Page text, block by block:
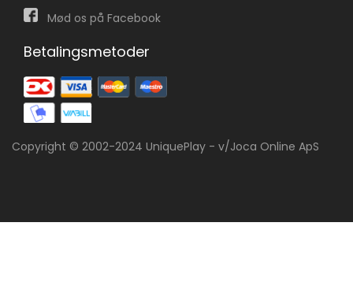
Mød os på Facebook
Betalingsmetoder
Copyright © 2002-2024 UniquePlay - v/Joca Online ApS